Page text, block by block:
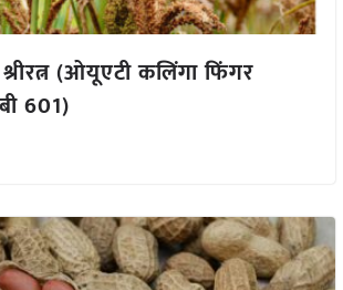
(ओयूएटी कलिंगा फिंगर
601)